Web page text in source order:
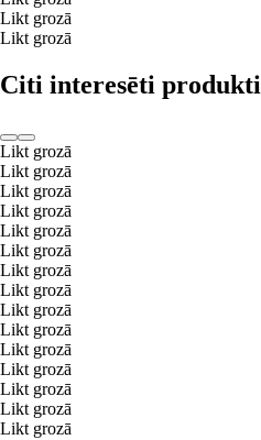
Likt grozā
Likt grozā
Citi interesēti produkti
Likt grozā
Likt grozā
Likt grozā
Likt grozā
Likt grozā
Likt grozā
Likt grozā
Likt grozā
Likt grozā
Likt grozā
Likt grozā
Likt grozā
Likt grozā
Likt grozā
Likt grozā